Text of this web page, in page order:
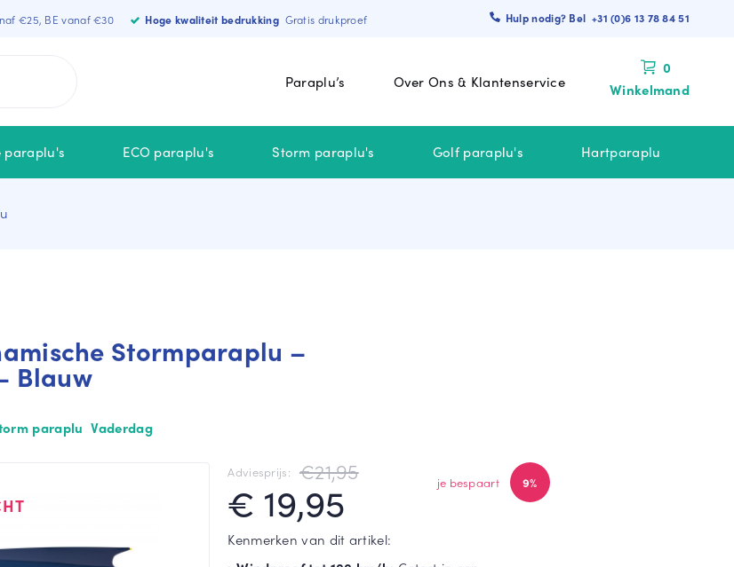
€25, BE vanaf €30 Hoge kwaliteit bedrukking Gratis drukproef Hulp nodig? Bel +31 (0)6 13 78 84 51
0
Winkelmand
Paraplu’s Over Ons & Klantenservice
paraplu's ECO paraplu's Storm paraplu's Golf paraplu's Hartparaplu
STORMaxi
Heart Umbrella
Stormparaplu –
Blauw
paraplu Vaderdag
Adviesprijs: €21,95
€ 19,95 9%
je bespaart
Kenmerken van dit artikel: